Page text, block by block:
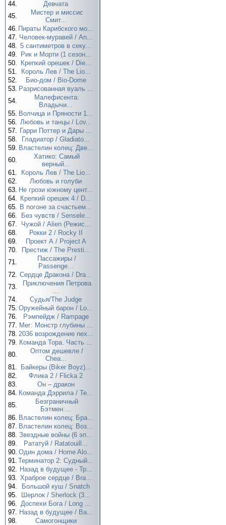
44.
Девчата
45.
Мистер и миссис
Смит...
46. Пираты Карибского мо...
47. Человек-муравей / An...
48. 5 сантиметров в секу...
49.
Рик и Морти (1 сезон...
50.
Крепкий орешек / Die...
51.
Король Лев / The Lio...
52.
Био-дом / Bio-Dome
53. Разрисованная вуаль ...
54.
Малефисента:
Владычи...
55. Волчица и Пряности 1...
56. Любовь и танцы / Lov...
57. Гарри Поттер и Дары ...
58.
Гладиатор / Gladiato...
59. Властелин колец: Две...
60.
Хатико: Самый
верный...
61.
Король Лев / The Lio...
62.
Любовь и голуби
63. Не грози южному цент...
64. Крепкий орешек 4 / D...
65. В погоне за счастьем...
66.
Без чувств / Sensele...
67.
Чужой / Alien (Режис...
68.
Рокки 2 / Rocky II
69.
Проект А / Project A
70.
Престиж / The Presti...
71.
Пассажиры /
Passenge...
72. Сердце Дракона / Dra...
73.
Приключения Петрова
...
74.
Судья/The Judge
75. Оружейный барон / Lo...
76.
Рэмпейдж / Rampage
77. Мег: Монстр глубины ...
78. 2036 возрождение nex...
79. Команда Тора. Часть ...
80.
Оптом дешевле /
Chea...
81.
Байкеры (Biker Boyz)...
82.
Флика 2 / Flicka 2
83.
Он – дракон
84. Команда Дэррила / Te...
85.
Безграничный
Бэтмен:...
86. Властелин колец: Бра...
87. Властелин колец: Воз...
88. Звездные войны (6 эп...
89.
Рататуй / Ratatouill...
90. Один дома / Home Alo...
91. Терминатор 2: Судный...
92. Назад в будущее - Тр...
93. Храброе сердце / Bra...
94.
Большой куш / Snatch
95.
Шерлок / Sherlock (3...
96. Доспехи Бога / Long ...
97. Назад в будущее / Ba...
98.
Самогонщики